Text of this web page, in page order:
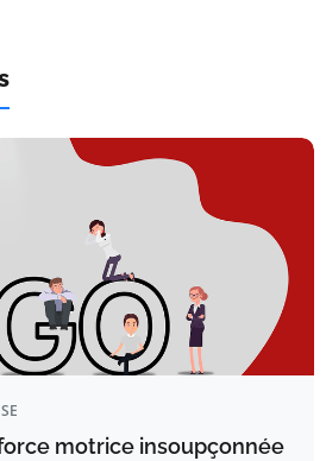
force motrice insoupçonnée